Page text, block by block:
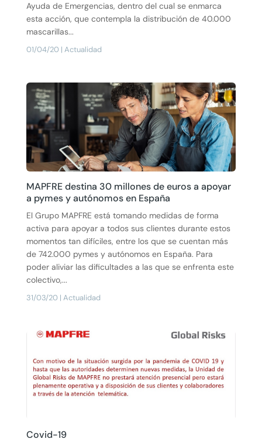
01/04/20| Actualidad
Ayuda de Emergencias, dentro del cual se enmarca
esta acción, que contempla la distribución de 40.000
mascarillas...
MAPFRE destina 30 millones de euros a apoyar
a pymes y autónomos en España
31/03/20| Actualidad
El Grupo MAPFRE está tomando medidas de forma
activa para apoyar a todos sus clientes durante estos
momentos tan difíciles, entre los que se cuentan más
de 742.000 pymes y autónomos en España. Para
poder aliviar las dificultades a las que se enfrenta este
colectivo,...
Covid-19